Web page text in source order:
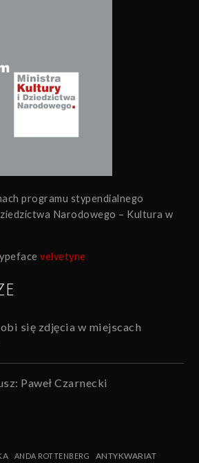
programu stypendialnego
Narodowego – Kultura w
velvetyne
się zdjęcia w miejscach
Paweł Czarnecki
ANDA ROTTENBERG
ANTYKWARIAT